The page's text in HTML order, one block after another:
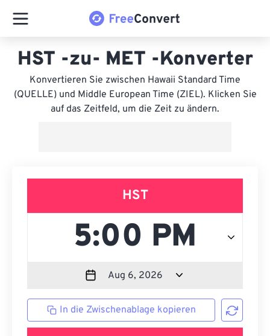
HST -zu- MET -Konverter
Konvertieren Sie zwischen Hawaii Standard Time
(QUELLE) und Middle European Time (ZIEL). Klicken Sie
auf das Zeitfeld, um die Zeit zu ändern.
HST
In die Zwischenablage kopieren